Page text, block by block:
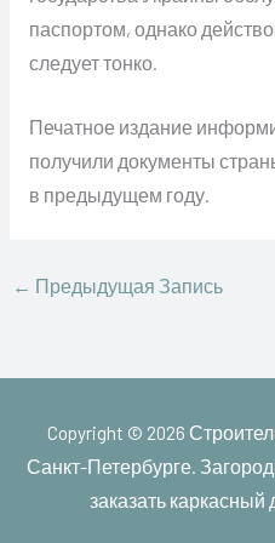
паспортом, однако
следует тонко.
Печатное издание
получили документы
в предыдущем году.
← Предыдущая Запись
Copyright © 2026
Санкт-Петербурге.
заказать каркасный